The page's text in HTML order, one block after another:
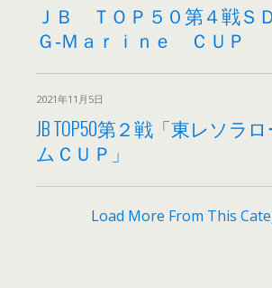
ＪＢ ＴＯＰ５０第４戦Ｓ
Ｇ‐Ｍａｒｉｎｅ ＣＵＰ
2021年11月5日
JB TOP50第２戦「東レソラ
ムＣＵＰ」
Load More From This